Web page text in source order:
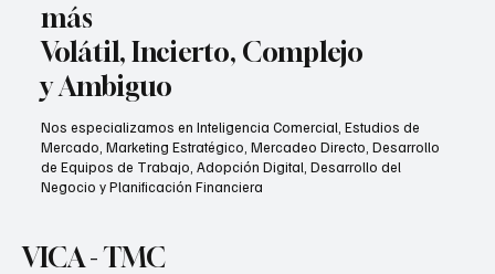
más
Volátil, Incierto, Complejo
y Ambiguo
Nos especializamos en Inteligencia Comercial, Estudios de
Mercado, Marketing Estratégico, Mercadeo Directo, Desarrollo
de Equipos de Trabajo, Adopción Digital, Desarrollo del
Negocio y Planificación Financiera
VICA - TMC